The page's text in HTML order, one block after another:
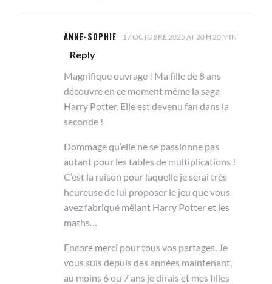
ANNE-SOPHIE 17 OCTOBRE 2025 AT 20 H 20 MIN
Reply
Magnifique ouvrage ! Ma fille de 8 ans
découvre en ce moment même la saga
Harry Potter. Elle est devenu fan dans la
seconde !
Dommage qu’elle ne se passionne pas
autant pour les tables de multiplications !
C’est la raison pour laquelle je serai très
heureuse de lui proposer le jeu que vous
avez fabriqué mêlant Harry Potter et les
maths…
Encore merci pour tous vos partages. Je
vous suis depuis des années maintenant,
au moins 6 ou 7 ans je dirais et mes filles